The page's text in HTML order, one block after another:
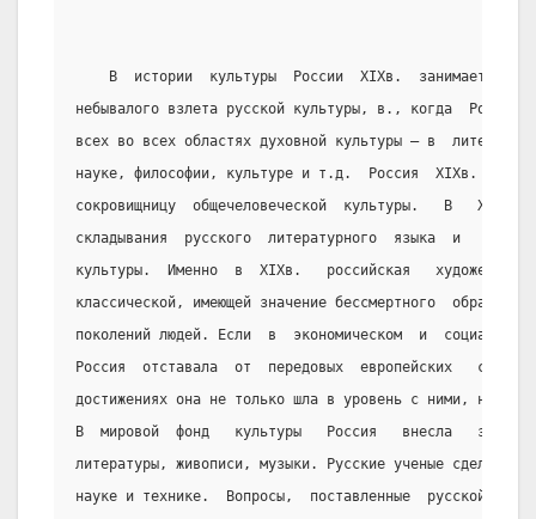
В  истории  культуры  России  XIXв.  занимает
небывалого взлета русской культуры, в., когда  Россия
всех во всех областях духовной культуры – в
науке, философии, культуре и т.д.  Россия  XIXв.
сокровищницу  общечеловеческой  культуры.   В   XIXв.
складывания  русского  литературного  языка  и
культуры.  Именно  в  XIXв.   российская
классической, имеющей значение бессмертного  образца
поколений людей. Если  в  экономическом  и  социально-
Россия  отставала  от  передовых  европейских
достижениях она не только шла в уровень с ними, но во
В  мировой  фонд   культуры   Россия   внесла
литературы, живописи, музыки. Русские ученые сделали
науке и технике.  Вопросы,  поставленные  русской